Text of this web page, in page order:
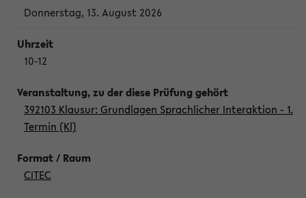
Donnerstag, 13. August 2026
10-12
392103 Klausur: Grundlagen Sprachlicher Interaktion - 1.
Termin (Kl)
CITEC